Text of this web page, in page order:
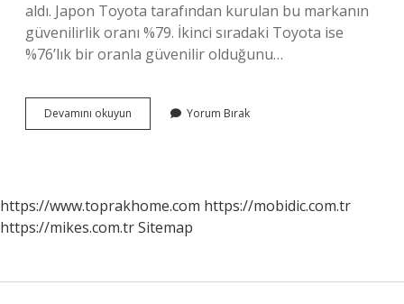
aldı. Japon Toyota tarafından kurulan bu markanın
güvenilirlik oranı %79. İkinci sıradaki Toyota ise
%76’lık bir oranla güvenilir olduğunu…
Devamını okuyun
Arabaları
Yorum Bırak
https://www.toprakhome.com https://mobidic.com.tr
https://mikes.com.trSitemap